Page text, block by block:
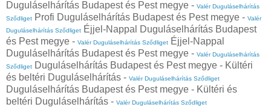
Duguláselhárítás Budapest és Pest megye - Valér Duguláselhárítás
Sződliget Profi Duguláselhárítás Budapest és Pest megye - Valér
Duguláselhárítás Sződliget Éjjel-Nappal Duguláselhárítás Budapest
és Pest megye - Valér Duguláselhárítás Sződliget Éjjel-Nappal
Duguláselhárítás Budapest és Pest megye - Valér Duguláselhárítás
Sződliget Duguláselhárítás Budapest és Pest megye - Kültéri
és beltéri Duguláselhárítás - Valér Duguláselhárítás Sződliget
Duguláselhárítás Budapest és Pest megye - Kültéri és
beltéri Duguláselhárítás - Valér Duguláselhárítás Sződliget